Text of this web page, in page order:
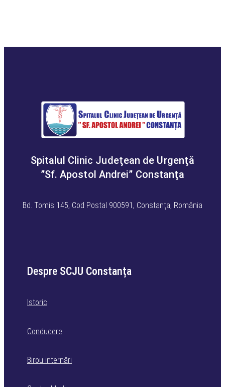
Spitalul Clinic Judeţean de Urgenţă
”Sf. Apostol Andrei” Constanţa
Bd. Tomis 145, Cod Postal 900591, Constanța, România
Despre SCJU Constanța
Istoric
Conducere
Birou internări